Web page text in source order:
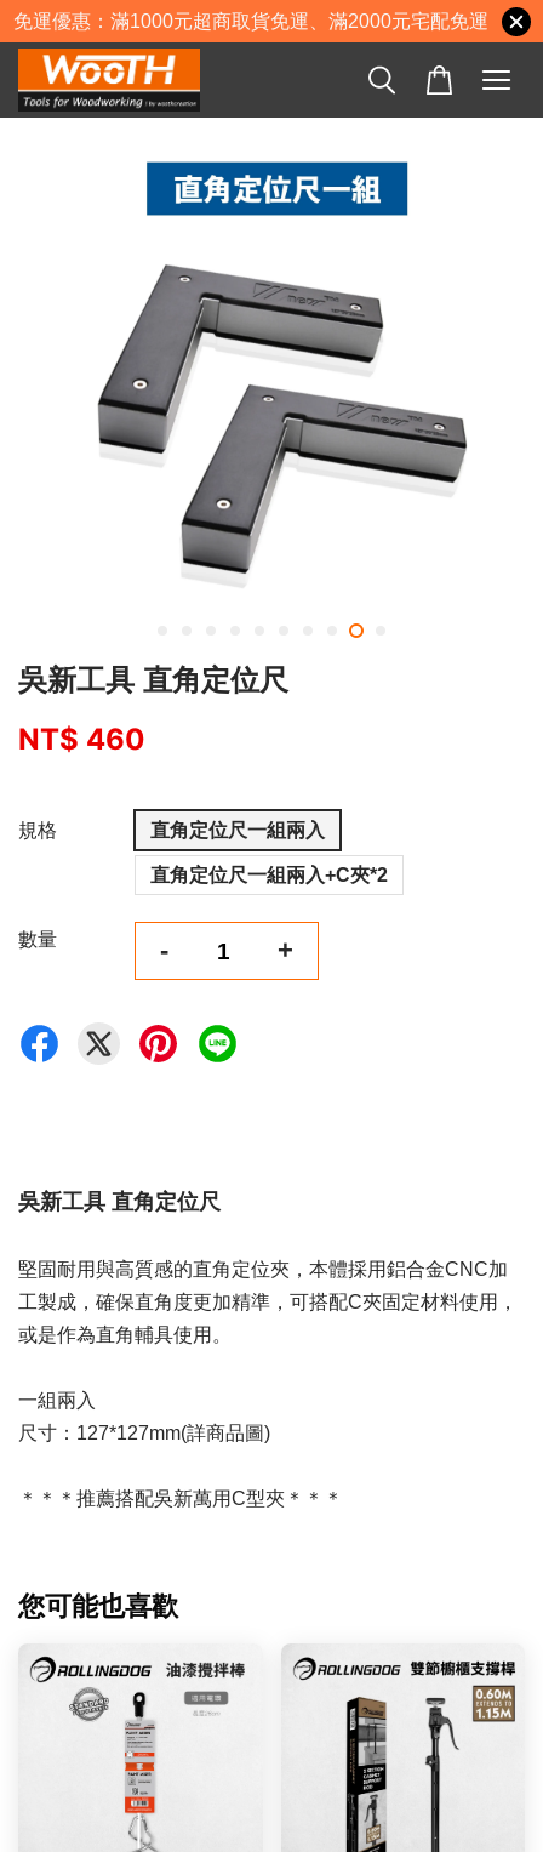
免運優惠：滿1000元超商取貨免運、滿2000元宅配免運
吳新工具 直角定位尺
NT$ 460
規格 直角定位尺一組兩入
直角定位尺一組兩入+C夾*2
數量 - +
吳新工具 直角定位尺
堅固耐用與高質感的直角定位夾，本體採用鋁合金CNC加
工製成，確保直角度更加精準，可搭配C夾固定材料使用，
或是作為直角輔具使用。
一組兩入
尺寸：127*127mm(詳商品圖)
＊＊＊推薦搭配吳新萬用C型夾＊＊＊
您可能也喜歡